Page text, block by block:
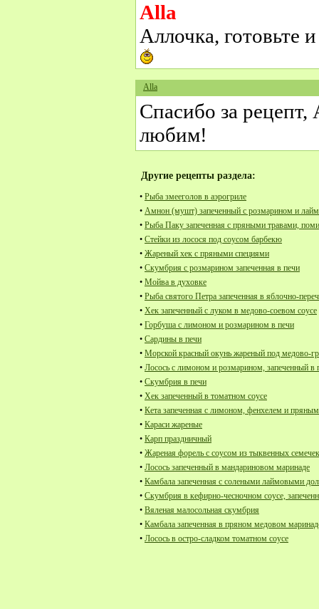
Alla
Аллочка, готовьте
Alla
Спасибо за
любим!
Другие рецепты раздела:
• Рыба змееголов в аэрогриле
• Амнон (мушт) запеченный с розмарином и
• Рыба Паку запеченная с пряными травами,
• Стейки из лосося под соусом барбекю
• Жареный хек с пряными специями
• Скумбрия с розмарином запеченная в печи
• Мойва в духовке
• Рыба святого Петра запеченная в яблочно-
• Хек запеченный с луком в медово-соевом соусе
• Горбуша с лимоном и розмарином в печи
• Сардины в печи
• Морской красный окунь жареный под медово-
• Лосось с лимоном и розмарином, запеченный в
• Скумбрия в печи
• Хек запеченный в томатном соусе
• Кета запеченная с лимоном, фенхелем и
• Караси жареные
• Карп праздничный
• Жареная форель с соусом из тыквенных
• Лосось запеченный в мандариновом маринаде
• Камбала запеченная с солеными лаймовыми
• Скумбрия в кефирно-чесночном соусе,
• Вяленая малосольная скумбрия
• Камбала запеченная в пряном медовом
• Лосось в остро-сладком томатном соусе